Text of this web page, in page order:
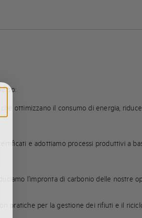
ottimizzano il consumo di energia,
e adottiamo processi produttivi a
l’impronta di carbonio delle nostre
pratiche per la gestione dei rifiuti e il